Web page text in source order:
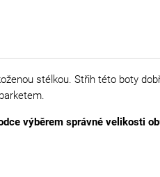
stélkou. Střih této boty
výběrem správné velikosti